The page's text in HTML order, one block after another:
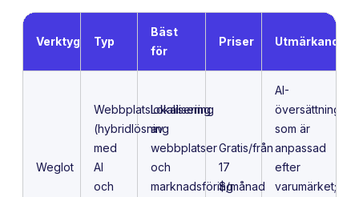
Verktyg Typ
Bäst
för
Priser Utmärkande
Weglot
Webbplatslokalisering
(hybridlösning
med
AI
och
Lokalisering
av
webbplatser
och
marknadsföring
Gratis/från
17
$/månad
AI-
som är
anpassad
efter
varumärket;